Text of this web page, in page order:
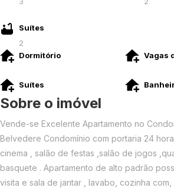
Suítes
2
Dormitório
Vagas
Suítes
Sobre o imóvel
Vende-se Excelente Apartamento no
Belvedere Condomínio com portaria 24
cinema , salão de festas ,salão de jogos
basquete . Apartamento de alto padrão
visita e sala de jantar , lavabo, cozinha com,